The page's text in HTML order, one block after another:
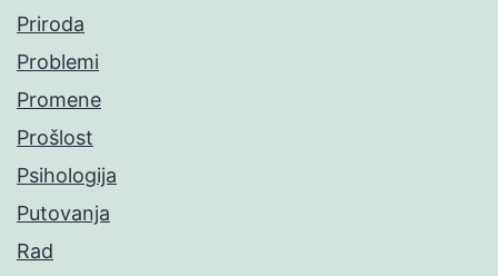
Priroda
Problemi
Promene
Prošlost
Psihologija
Putovanja
Rad